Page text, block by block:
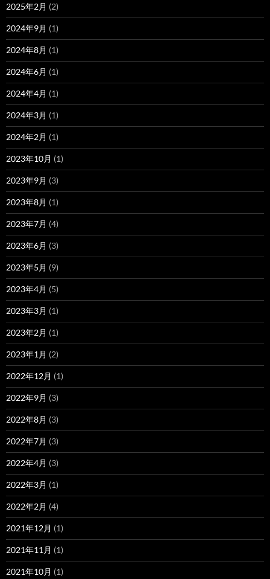
2025年2月 (2)
2024年9月 (1)
2024年8月 (1)
2024年6月 (1)
2024年4月 (1)
2024年3月 (1)
2024年2月 (1)
2023年10月 (1)
2023年9月 (3)
2023年8月 (1)
2023年7月 (4)
2023年6月 (3)
2023年5月 (9)
2023年4月 (5)
2023年3月 (1)
2023年2月 (1)
2023年1月 (2)
2022年12月 (1)
2022年9月 (3)
2022年8月 (3)
2022年7月 (3)
2022年4月 (3)
2022年3月 (1)
2022年2月 (4)
2021年12月 (1)
2021年11月 (1)
2021年10月 (1)